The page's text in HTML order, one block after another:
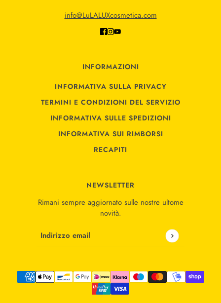
info@LuLALUXcosmetica.com
INFORMAZIONI
INFORMATIVA SULLA PRIVACY
TERMINI E CONDIZIONI DEL SERVIZIO
INFORMATIVA SULLE SPEDIZIONI
INFORMATIVA SUI RIMBORSI
RECAPITI
NEWSLETTER
Rimani sempre aggiornato sulle nostre ultome
novità.
Indirizzo email
Questo sito è protetto da hCaptcha e applica le